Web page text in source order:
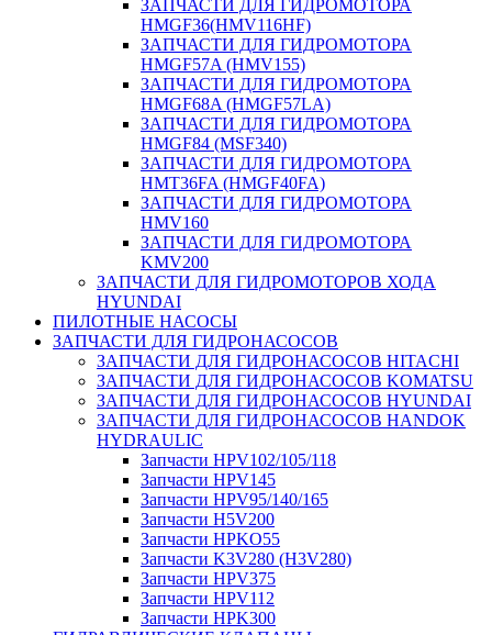
ЗАПЧАСТИ ДЛЯ ГИДРОМОТОРА
HMGF36(HMV116HF)
ЗАПЧАСТИ ДЛЯ ГИДРОМОТОРА
HMGF57A (HMV155)
ЗАПЧАСТИ ДЛЯ ГИДРОМОТОРА
HMGF68A (HMGF57LA)
ЗАПЧАСТИ ДЛЯ ГИДРОМОТОРА
HMGF84 (MSF340)
ЗАПЧАСТИ ДЛЯ ГИДРОМОТОРА
HMT36FA (HMGF40FA)
ЗАПЧАСТИ ДЛЯ ГИДРОМОТОРА
HMV160
ЗАПЧАСТИ ДЛЯ ГИДРОМОТОРА
KMV200
ЗАПЧАСТИ ДЛЯ ГИДРОМОТОРОВ ХОДА
HYUNDAI
ПИЛОТНЫЕ НАСОСЫ
ЗАПЧАСТИ ДЛЯ ГИДРОНАСОСОВ
ЗАПЧАСТИ ДЛЯ ГИДРОНАСОСОВ HITACHI
ЗАПЧАСТИ ДЛЯ ГИДРОНАСОСОВ KOMATSU
ЗАПЧАСТИ ДЛЯ ГИДРОНАСОСОВ HYUNDAI
ЗАПЧАСТИ ДЛЯ ГИДРОНАСОСОВ HANDOK
HYDRAULIC
Запчасти HPV102/105/118
Запчасти HPV145
Запчасти HPV95/140/165
Запчасти H5V200
Запчасти HPKO55
Запчасти K3V280 (H3V280)
Запчасти HPV375
Запчасти HPV112
Запчасти HPK300